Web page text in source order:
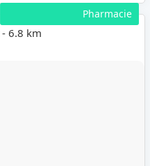
Pharmacie
- 6.8 km